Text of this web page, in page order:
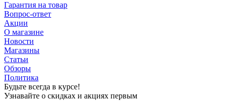
Гарантия на товар
Вопрос-ответ
Акции
О магазине
Новости
Магазины
Статьи
Обзоры
Политика
Будьте всегда в курсе!
Узнавайте о скидках и акциях первым